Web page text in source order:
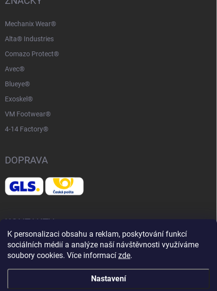
K personalizaci obsahu a reklam, poskytování funkcí
sociálních médií a analýze naší návštěvnosti využíváme
soubory cookies. Více informací zde.
Nastavení
Mechanix Wear®
Alta® Industries
Comazo Protect®
Avec®
Blueye®
Exoskel®
VM Footwear®
4-14 Factory®
DOPRAVA
KONTAKTY
📧info@adventurelife.cz